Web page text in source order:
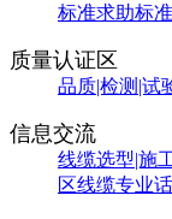
标准求助标
质量认证区
品质|检测|试
信息交流
线缆选型|施
区线缆专业